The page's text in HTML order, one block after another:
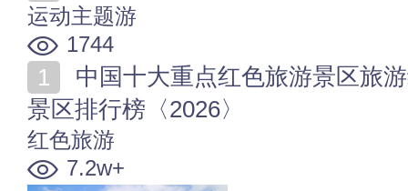
运动主题游
1744
景区排行榜〈2026〉
红色旅游
7.2w+